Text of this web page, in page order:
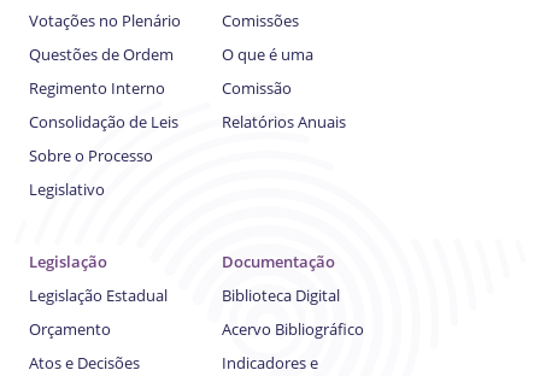
Votações no Plenário
Questões de Ordem
Regimento Interno
Consolidação de Leis
Sobre o Processo
Legislativo
Comissões
O que é uma
Comissão
Relatórios Anuais
Legislação
Legislação Estadual
Orçamento
Atos e Decisões
Documentação
Biblioteca Digital
Acervo Bibliográfico
Indicadores e